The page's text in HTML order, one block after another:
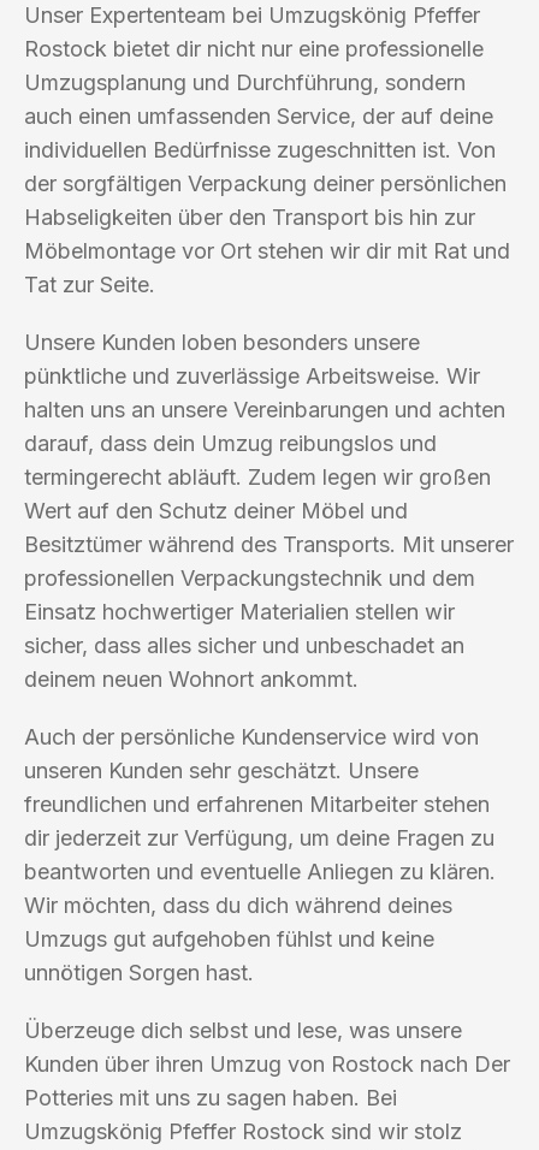
Unser Expertenteam bei Umzugskönig Pfeffer
Rostock bietet dir nicht nur eine professionelle
Umzugsplanung und Durchführung, sondern
auch einen umfassenden Service, der auf deine
individuellen Bedürfnisse zugeschnitten ist. Von
der sorgfältigen Verpackung deiner persönlichen
Habseligkeiten über den Transport bis hin zur
Möbelmontage vor Ort stehen wir dir mit Rat und
Tat zur Seite.
Unsere Kunden loben besonders unsere
pünktliche und zuverlässige Arbeitsweise. Wir
halten uns an unsere Vereinbarungen und achten
darauf, dass dein Umzug reibungslos und
termingerecht abläuft. Zudem legen wir großen
Wert auf den Schutz deiner Möbel und
Besitztümer während des Transports. Mit unserer
professionellen Verpackungstechnik und dem
Einsatz hochwertiger Materialien stellen wir
sicher, dass alles sicher und unbeschadet an
deinem neuen Wohnort ankommt.
Auch der persönliche Kundenservice wird von
unseren Kunden sehr geschätzt. Unsere
freundlichen und erfahrenen Mitarbeiter stehen
dir jederzeit zur Verfügung, um deine Fragen zu
beantworten und eventuelle Anliegen zu klären.
Wir möchten, dass du dich während deines
Umzugs gut aufgehoben fühlst und keine
unnötigen Sorgen hast.
Überzeuge dich selbst und lese, was unsere
Kunden über ihren Umzug von Rostock nach Der
Potteries mit uns zu sagen haben. Bei
Umzugskönig Pfeffer Rostock sind wir stolz